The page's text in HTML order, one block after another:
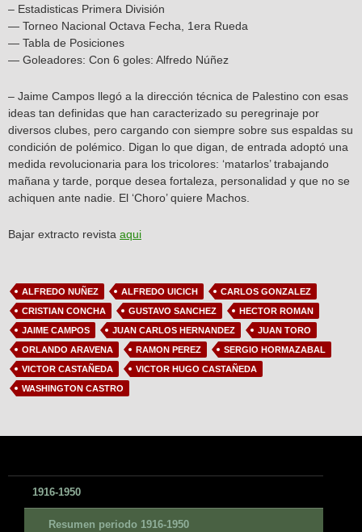
– Estadisticas Primera División
— Torneo Nacional Octava Fecha, 1era Rueda
— Tabla de Posiciones
— Goleadores: Con 6 goles: Alfredo Núñez
– Jaime Campos llegó a la dirección técnica de Palestino con esas
ideas tan definidas que han caracterizado su peregrinaje por
diversos clubes, pero cargando con siempre sobre sus espaldas su
condición de polémico. Digan lo que digan, de entrada adoptó una
medida revolucionaria para los tricolores: ‘matarlos’ trabajando
mañana y tarde, porque desea fortaleza, personalidad y que no se
achiquen ante nadie. El ‘Choro’ quiere Machos.
Bajar extracto revista aqui
ALFREDO NUÑEZ ALFREDO UICICH
CARLOS GONZALEZ
CRISTIAN CONCHA
GUSTAVO SANCHEZ
HECTOR ROMAN
JAIME CAMPOS
JUAN CARLOS HERNANDEZ
JUAN TORO
ORLANDO ARAVENA
RAMON PEREZ
SERGIO HORMAZABAL
VICTOR CASTAÑEDA
VICTOR HUGO CASTAÑEDA
WASHINGTON CASTRO
1916-1950
Resumen periodo 1916-1950